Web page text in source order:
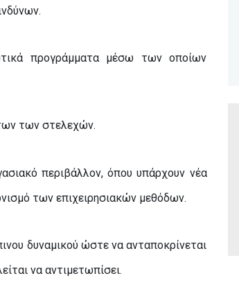
προγράμματα μέσω των οποίων
των στελεχών.
περιβάλλον, όπου υπάρχουν νέα
των επιχειρησιακών μεθόδων.
δυναμικού ώστε να ανταποκρίνεται
να αντιμετωπίσει.